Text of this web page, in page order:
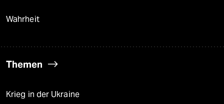
Wahrheit
Themen
Krieg in der Ukraine